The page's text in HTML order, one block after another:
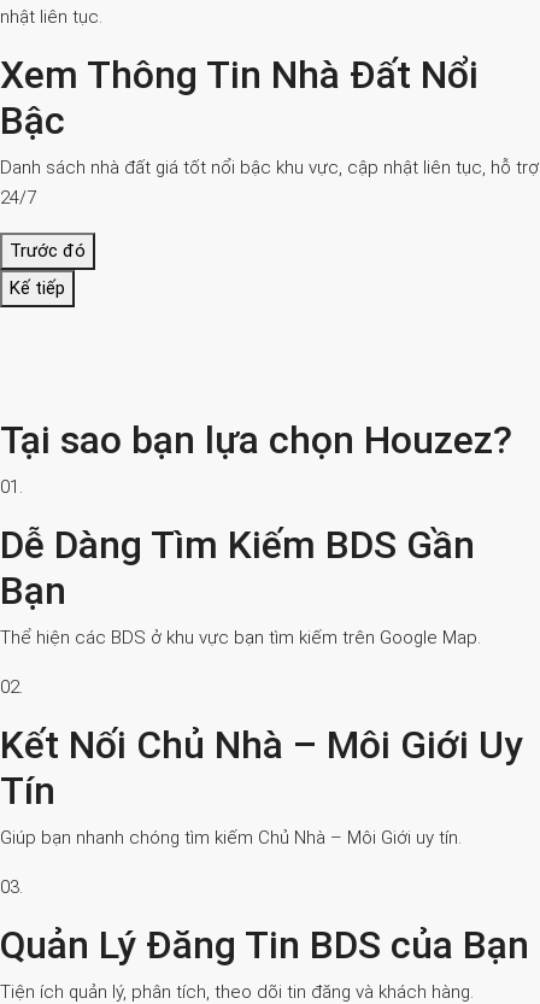
nhật liên tục.
Xem Thông Tin Nhà Đất Nổi
Bậc
Danh sách nhà đất giá tốt nổi bậc khu vực, cập nhật liên tục, hỗ trợ
24/7
Trước đó
Kế tiếp
Tại sao bạn lựa chọn Houzez?
01.
Dễ Dàng Tìm Kiếm BDS Gần
Bạn
Thể hiện các BDS ở khu vực bạn tìm kiếm trên Google Map.
02.
Kết Nối Chủ Nhà – Môi Giới Uy
Tín
Giúp bạn nhanh chóng tìm kiếm Chủ Nhà – Môi Giới uy tín.
03.
Quản Lý Đăng Tin BDS của Bạn
Tiện ích quản lý, phân tích, theo dõi tin đăng và khách hàng.